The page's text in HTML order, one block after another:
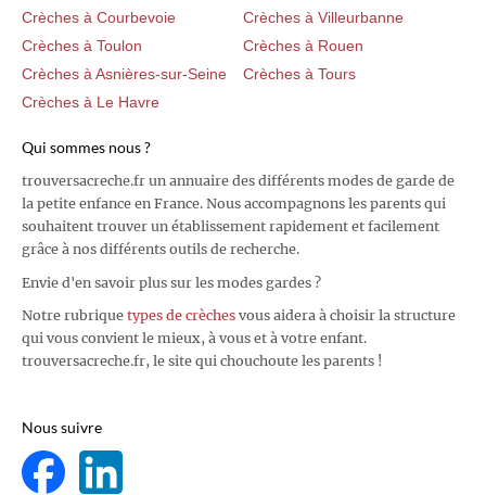
Crèches à Courbevoie
Crèches à Villeurbanne
Crèches à Toulon
Crèches à Rouen
Crèches à Asnières-sur-Seine
Crèches à Tours
Crèches à Le Havre
Qui sommes nous ?
trouversacreche.fr un annuaire des différents modes de garde de
la petite enfance en France. Nous accompagnons les parents qui
souhaitent trouver un établissement rapidement et facilement
grâce à nos différents outils de recherche.
Envie d'en savoir plus sur les modes gardes ?
Notre rubrique types de crèches vous aidera à choisir la structure
qui vous convient le mieux, à vous et à votre enfant.
trouversacreche.fr, le site qui chouchoute les parents !
Nous suivre